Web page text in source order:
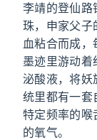
李靖的登仙路
珠，申家父子
血粘合而成，
墨迹里游动
泌酸液，将妖
统里都有一套
特定频率的喉
的氧气。